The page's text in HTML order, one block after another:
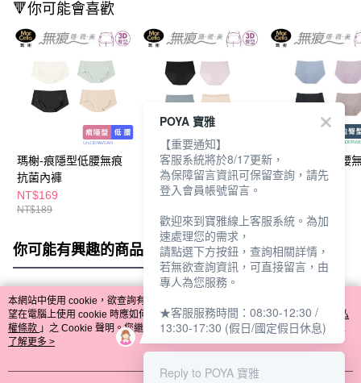
🔻你可能會喜歡
瑪榭-痕隱型低腰無痕
抗菌內褲
NT$169
NT$189
瑪榭輕隱型中腰無痕抗
菌內褲
NT$169
瑪榭包臀型中腰
菌內褲
你可能有興趣的商品 全站排行
熱門標籤
本網站中使用 cookie，欲查詢有關本網站使用 cookie 方式之詳情，及若您不希
望在電腦上使用 cookie 時應如何變更電腦的 cookie 設定，請參閱本網站「
隱私
權條款 」之 Cookie 聲明。您繼續使用本網站即表示您同意本公司得按本網站使
用條款之 Cookie 聲明使用 cookie。
了解更多 >
POYA 寶雅
【重要通知】
客服系統將於8/17更新，
為保障留言資訊可保留查詢，請先
登入會員帳號留言。
歡迎來到寶雅線上客服系統。為加
速處理您的需求，
請點選下方按鈕，查詢相關詳情，
若無欲查詢資訊，可直接留言，由
專人為您服務。
★客服服務時間：08:30-12:30 /
13:30-17:30 (假日/國定假日休息)
Reply to POYA 寶雅